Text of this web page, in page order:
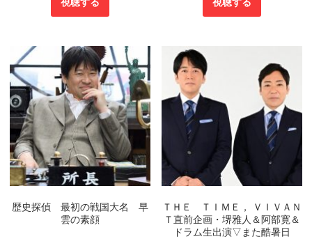
歴史探偵 最初の戦国大名 早
雲の素顔
ＴＨＥ ＴＩＭＥ， ＶＩＶＡＮ
Ｔ直前企画・堺雅人＆阿部寛＆
ドラム生出演▽また酷暑日